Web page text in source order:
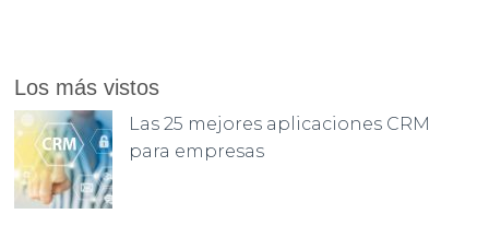
Los más vistos
Las 25 mejores aplicaciones CRM
para empresas